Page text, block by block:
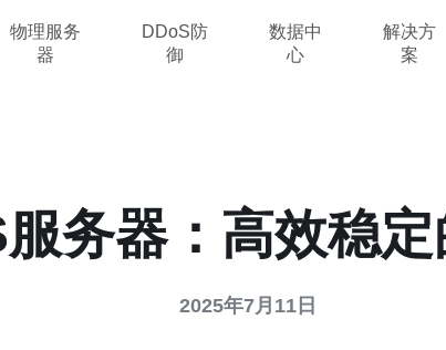
物理服务
器
DDoS防
御
数据中
心
解决方
案
务器：高效稳
2025年7月11日